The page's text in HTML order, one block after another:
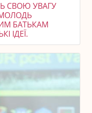
СВОЮ УВАГУ
БАТЬКАМ
ІДЕЇ.